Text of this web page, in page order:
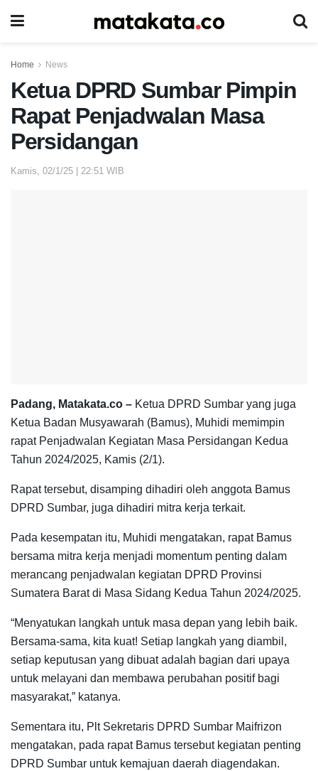
Home News
Ketua DPRD Sumbar Pimpin
Rapat Penjadwalan Masa
Persidangan
Kamis, 02/1/25 | 22:51 WIB
Padang, Matakata.co – Ketua DPRD Sumbar yang juga
Ketua Badan Musyawarah (Bamus), Muhidi memimpin
rapat Penjadwalan Kegiatan Masa Persidangan Kedua
Tahun 2024/2025, Kamis (2/1).
Rapat tersebut, disamping dihadiri oleh anggota Bamus
DPRD Sumbar, juga dihadiri mitra kerja terkait.
Pada kesempatan itu, Muhidi mengatakan, rapat Bamus
bersama mitra kerja menjadi momentum penting dalam
merancang penjadwalan kegiatan DPRD Provinsi
Sumatera Barat di Masa Sidang Kedua Tahun 2024/2025.
“Menyatukan langkah untuk masa depan yang lebih baik.
Bersama-sama, kita kuat! Setiap langkah yang diambil,
setiap keputusan yang dibuat adalah bagian dari upaya
untuk melayani dan membawa perubahan positif bagi
masyarakat,” katanya.
Sementara itu, Plt Sekretaris DPRD Sumbar Maifrizon
mengatakan, pada rapat Bamus tersebut kegiatan penting
DPRD Sumbar untuk kemajuan daerah diagendakan.